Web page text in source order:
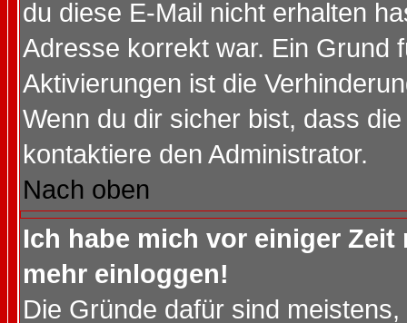
du diese E-Mail nicht erhalten
Adresse korrekt war. Ein Grund
Aktivierungen ist die
Wenn du dir sicher bist, dass
kontaktiere den Administrator.
Nach oben
Ich habe mich vor einiger
mehr einloggen!
Die Gründe dafür sind